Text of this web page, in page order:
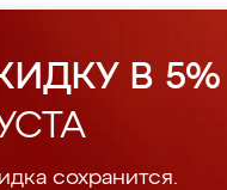
В 5%
сохранится.